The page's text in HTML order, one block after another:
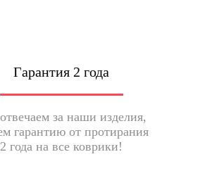
Гарантия 2 года
за наши изделия,
гарантию от протирания
2 года на все коврики!